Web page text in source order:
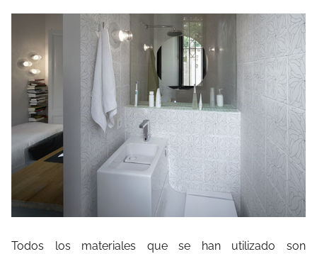
Todos los materiales que se han utilizado son